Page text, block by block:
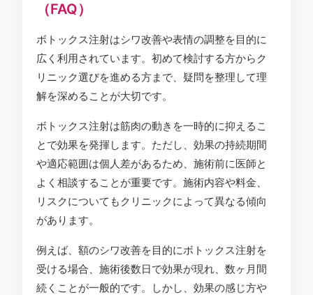
（FAQ）
ボトックス注射はシワ改善や表情の調整を目的に
広く利用されています。初めて検討する方からク
リニック選びを進める方まで、疑問を整理して理
解を深めることが大切です。
ボトックス注射は筋肉の動きを一時的に抑えるこ
とで効果を発揮します。ただし、効果の持続期間
や適応範囲は個人差があるため、施術前に医師と
よく相談することが重要です。施術内容や料金、
リスクについてもクリニックによって異なる傾向
があります。
例えば、額のシワ改善を目的にボトックス注射を
受ける場合、施術後数日で効果が現れ、数ヶ月間
続くことが一般的です。しかし、効果の感じ方や